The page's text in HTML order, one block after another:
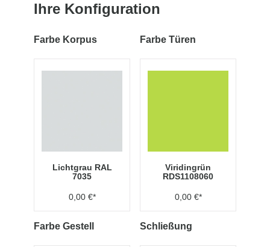
Ihre Konfiguration
Farbe Korpus
Lichtgrau RAL
7035
0,00 €*
Farbe Türen
Viridingrün
RDS1108060
0,00 €*
Farbe Gestell Schließung